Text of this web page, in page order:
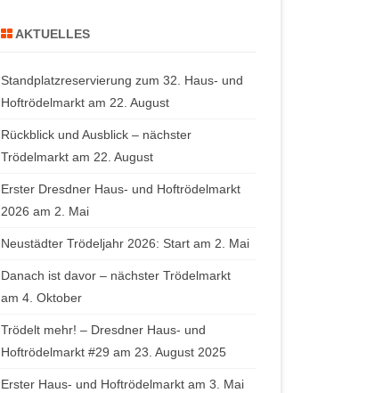
AKTUELLES
Standplatzreservierung zum 32. Haus- und
Hoftrödelmarkt am 22. August
Rückblick und Ausblick – nächster
Trödelmarkt am 22. August
Erster Dresdner Haus- und Hoftrödelmarkt
2026 am 2. Mai
Neustädter Trödeljahr 2026: Start am 2. Mai
Danach ist davor – nächster Trödelmarkt
am 4. Oktober
Trödelt mehr! – Dresdner Haus- und
Hoftrödelmarkt #29 am 23. August 2025
Erster Haus- und Hoftrödelmarkt am 3. Mai